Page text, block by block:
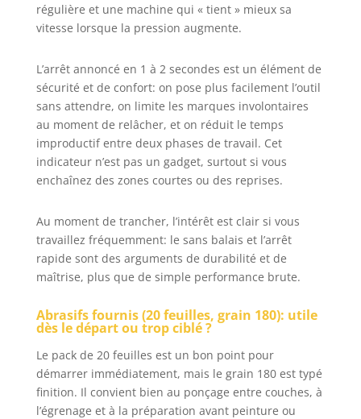
régulière et une machine qui « tient » mieux sa
vitesse lorsque la pression augmente.
L’arrêt annoncé en 1 à 2 secondes est un élément de
sécurité et de confort: on pose plus facilement l’outil
sans attendre, on limite les marques involontaires
au moment de relâcher, et on réduit le temps
improductif entre deux phases de travail. Cet
indicateur n’est pas un gadget, surtout si vous
enchaînez des zones courtes ou des reprises.
Au moment de trancher, l’intérêt est clair si vous
travaillez fréquemment: le sans balais et l’arrêt
rapide sont des arguments de durabilité et de
maîtrise, plus que de simple performance brute.
Abrasifs fournis (20 feuilles, grain 180): utile
dès le départ ou trop ciblé ?
Le pack de 20 feuilles est un bon point pour
démarrer immédiatement, mais le grain 180 est typé
finition. Il convient bien au ponçage entre couches, à
l’égrenage et à la préparation avant peinture ou